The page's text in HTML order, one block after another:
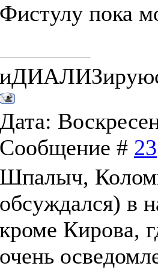
Фистулу пока
Дата:
Сообщение # 23
Шпалыч,
обсуждался) в
кроме Кирова,
очень